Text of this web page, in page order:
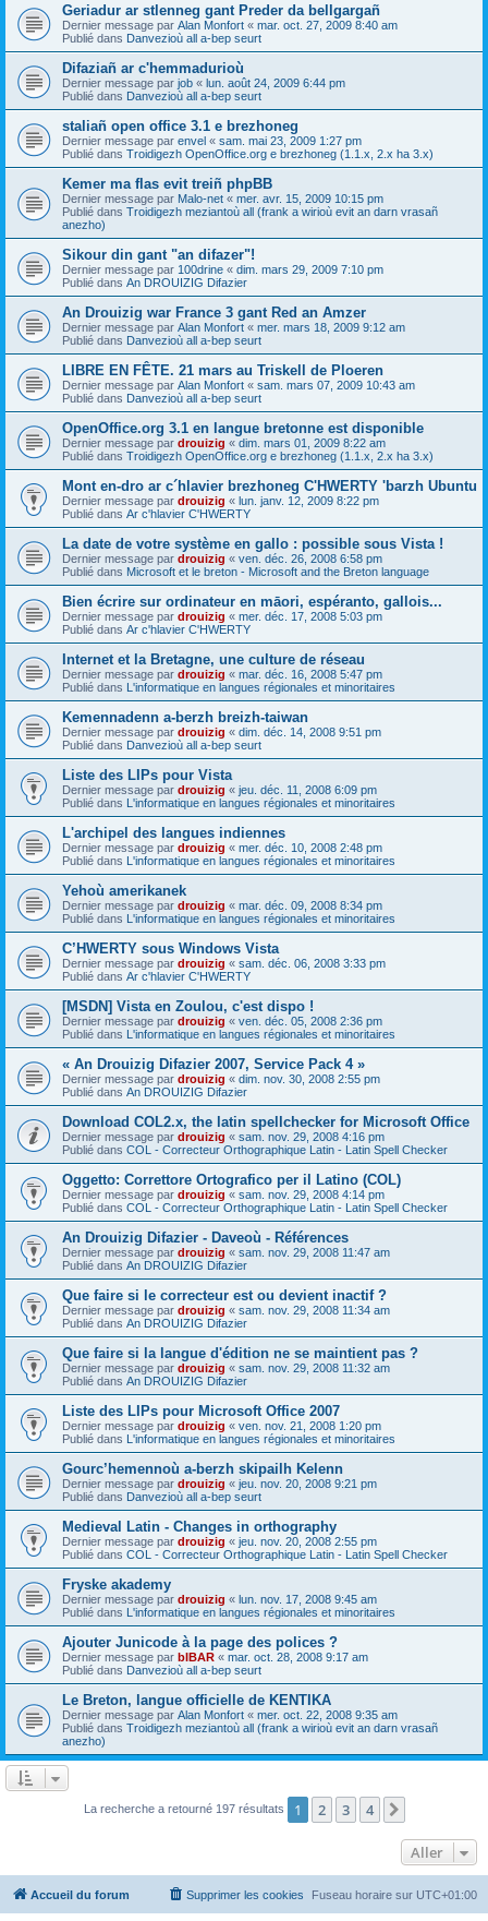
Geriadur ar stlenneg gant Preder da bellgargañ
Dernier message par Alan Monfort « mar. oct. 27, 2009 8:40 am
Publié dans Danvezioù all a-bep seurt
Difaziañ ar c'hemmadurioù
Dernier message par job « lun. août 24, 2009 6:44 pm
Publié dans Danvezioù all a-bep seurt
staliañ open office 3.1 e brezhoneg
Dernier message par envel « sam. mai 23, 2009 1:27 pm
Publié dans Troidigezh OpenOffice.org e brezhoneg (1.1.x, 2.x ha 3.x)
Kemer ma flas evit treiñ phpBB
Dernier message par Malo-net « mer. avr. 15, 2009 10:15 pm
Publié dans Troidigezh meziantoù all (frank a wirioù evit an darn vrasañ
anezho)
Sikour din gant "an difazer"!
Dernier message par 100drine « dim. mars 29, 2009 7:10 pm
Publié dans An DROUIZIG Difazier
An Drouizig war France 3 gant Red an Amzer
Dernier message par Alan Monfort « mer. mars 18, 2009 9:12 am
Publié dans Danvezioù all a-bep seurt
LIBRE EN FÊTE. 21 mars au Triskell de Ploeren
Dernier message par Alan Monfort « sam. mars 07, 2009 10:43 am
Publié dans Danvezioù all a-bep seurt
OpenOffice.org 3.1 en langue bretonne est disponible
Dernier message par drouizig « dim. mars 01, 2009 8:22 am
Publié dans Troidigezh OpenOffice.org e brezhoneg (1.1.x, 2.x ha 3.x)
Mont en-dro ar c´hlavier brezhoneg C'HWERTY 'barzh Ubuntu
Dernier message par drouizig « lun. janv. 12, 2009 8:22 pm
Publié dans Ar c'hlavier C'HWERTY
La date de votre système en gallo : possible sous Vista !
Dernier message par drouizig « ven. déc. 26, 2008 6:58 pm
Publié dans Microsoft et le breton - Microsoft and the Breton language
Bien écrire sur ordinateur en māori, espéranto, gallois...
Dernier message par drouizig « mer. déc. 17, 2008 5:03 pm
Publié dans Ar c'hlavier C'HWERTY
Internet et la Bretagne, une culture de réseau
Dernier message par drouizig « mar. déc. 16, 2008 5:47 pm
Publié dans L'informatique en langues régionales et minoritaires
Kemennadenn a-berzh breizh-taiwan
Dernier message par drouizig « dim. déc. 14, 2008 9:51 pm
Publié dans Danvezioù all a-bep seurt
Liste des LIPs pour Vista
Dernier message par drouizig « jeu. déc. 11, 2008 6:09 pm
Publié dans L'informatique en langues régionales et minoritaires
L'archipel des langues indiennes
Dernier message par drouizig « mer. déc. 10, 2008 2:48 pm
Publié dans L'informatique en langues régionales et minoritaires
Yehoù amerikanek
Dernier message par drouizig « mar. déc. 09, 2008 8:34 pm
Publié dans L'informatique en langues régionales et minoritaires
C’HWERTY sous Windows Vista
Dernier message par drouizig « sam. déc. 06, 2008 3:33 pm
Publié dans Ar c'hlavier C'HWERTY
[MSDN] Vista en Zoulou, c'est dispo !
Dernier message par drouizig « ven. déc. 05, 2008 2:36 pm
Publié dans L'informatique en langues régionales et minoritaires
« An Drouizig Difazier 2007, Service Pack 4 »
Dernier message par drouizig « dim. nov. 30, 2008 2:55 pm
Publié dans An DROUIZIG Difazier
Download COL2.x, the latin spellchecker for Microsoft Office
Dernier message par drouizig « sam. nov. 29, 2008 4:16 pm
Publié dans COL - Correcteur Orthographique Latin - Latin Spell Checker
Oggetto: Correttore Ortografico per il Latino (COL)
Dernier message par drouizig « sam. nov. 29, 2008 4:14 pm
Publié dans COL - Correcteur Orthographique Latin - Latin Spell Checker
An Drouizig Difazier - Daveoù - Références
Dernier message par drouizig « sam. nov. 29, 2008 11:47 am
Publié dans An DROUIZIG Difazier
Que faire si le correcteur est ou devient inactif ?
Dernier message par drouizig « sam. nov. 29, 2008 11:34 am
Publié dans An DROUIZIG Difazier
Que faire si la langue d'édition ne se maintient pas ?
Dernier message par drouizig « sam. nov. 29, 2008 11:32 am
Publié dans An DROUIZIG Difazier
Liste des LIPs pour Microsoft Office 2007
Dernier message par drouizig « ven. nov. 21, 2008 1:20 pm
Publié dans L'informatique en langues régionales et minoritaires
Gourc’hemennoù a-berzh skipailh Kelenn
Dernier message par drouizig « jeu. nov. 20, 2008 9:21 pm
Publié dans Danvezioù all a-bep seurt
Medieval Latin - Changes in orthography
Dernier message par drouizig « jeu. nov. 20, 2008 2:55 pm
Publié dans COL - Correcteur Orthographique Latin - Latin Spell Checker
Fryske akademy
Dernier message par drouizig « lun. nov. 17, 2008 9:45 am
Publié dans L'informatique en langues régionales et minoritaires
Ajouter Junicode à la page des polices ?
Dernier message par bIBAR « mar. oct. 28, 2008 9:17 am
Publié dans Danvezioù all a-bep seurt
Le Breton, langue officielle de KENTIKA
Dernier message par Alan Monfort « mer. oct. 22, 2008 9:35 am
Publié dans Troidigezh meziantoù all (frank a wirioù evit an darn vrasañ
anezho)
La recherche a retourné 197 résultats 1 2 3 4
Aller
Accueil du forum Fuseau horaire sur UTC+01:00
Supprimer les cookies